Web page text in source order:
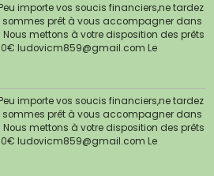
importe vos soucis financiers,ne tardez
sommes prêt à vous accompagner dans
mettons à votre disposition des prêts
ludovicm859@gmail.com Le
importe vos soucis financiers,ne tardez
sommes prêt à vous accompagner dans
mettons à votre disposition des prêts
ludovicm859@gmail.com Le